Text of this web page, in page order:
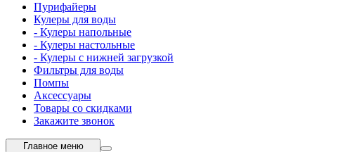
Пурифайеры
Кулеры для воды
- Кулеры напольные
- Кулеры настольные
- Кулеры с нижней загрузкой
Фильтры для воды
Помпы
Аксессуары
Товары со скидками
Закажите звонок
Главное меню